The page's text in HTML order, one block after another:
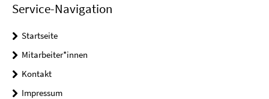
Service-Navigation
Startseite
Mitarbeiter*innen
Kontakt
Impressum